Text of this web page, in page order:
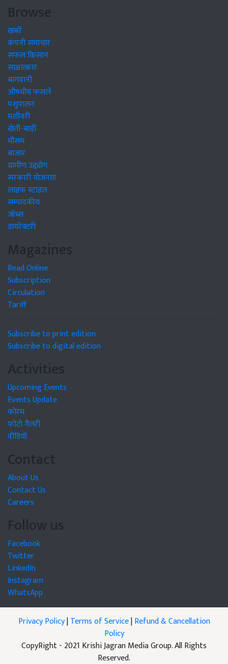
Browse
खबरें
कंपनी समाचार
सफल किसान
साक्षात्कार
बागवानी
औषधीय फसलें
पशुपालन
मशीनरी
खेती-बाड़ी
मौसम
बाजार
ग्रामीण उद्द्योग
सरकारी योजनाएं
लाइफ स्टाइल
सम्पादकीय
जॉब्स
डायरेक्टरी
Magazines
Read Online
Subscription
Circulation
Tariff
Subscribe to print edition
Subscribe to digital edition
Activities
Upcoming Events
Events Update
फोरम
फोटो गैलरी
वीडियो
Contact
About Us
Contact Us
Careers
Follow us
Facebook
Twitter
LinkedIn
Instagram
WhatsApp
Privacy Policy|Terms of Service|Refund & Cancellation
Policy
CopyRight - 2021 Krishi Jagran Media Group. All Rights
Reserved.